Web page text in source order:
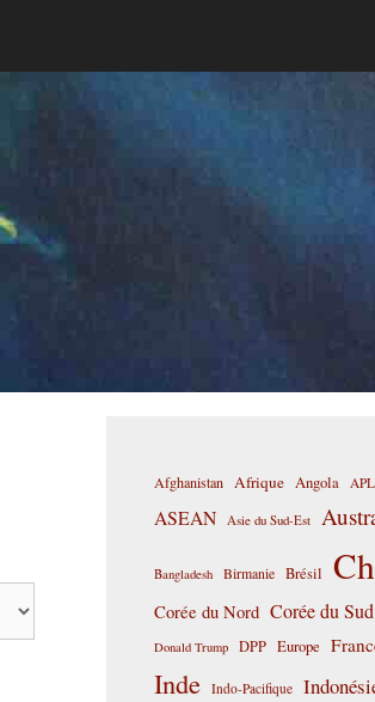
Afghanistan Afrique Angola APL
ASEAN Asie du Sud-Est
Bangladesh Birmanie Brésil
Corée du Nord Corée du Sud
Donald Trump DPP Europe
Inde Indo-Pacifique